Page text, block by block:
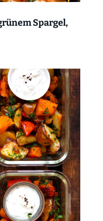
Spargel,